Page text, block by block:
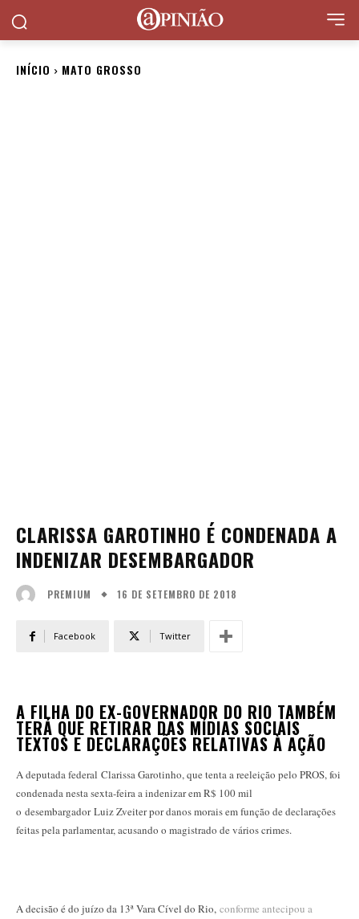
INÍCIO MATO GROSSO
CLARISSA GAROTINHO É CONDENADA A
INDENIZAR DESEMBARGADOR
PREMIUM 16 DE SETEMBRO DE 2018
Facebook Twitter
A FILHA DO EX-GOVERNADOR DO RIO TAMBÉM
TERÁ QUE RETIRAR DAS MÍDIAS SOCIAIS
TEXTOS E DECLARAÇÕES RELATIVAS À AÇÃO
A deputada federal Clarissa Garotinho, que tenta a reeleição pelo PROS, foi
condenada nesta sexta-feira a indenizar em R$ 100 mil
o desembargador Luiz Zveiter por danos morais em função de declarações
feitas pela parlamentar, acusando o magistrado de vários crimes.
A decisão é do juízo da 13ª Vara Cível do Rio, conforme antecipou a